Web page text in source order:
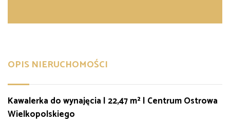
OPIS NIERUCHOMOŚCI
Kawalerka do wynajęcia | 22,47 m² | Centrum Ostrowa
Wielkopolskiego